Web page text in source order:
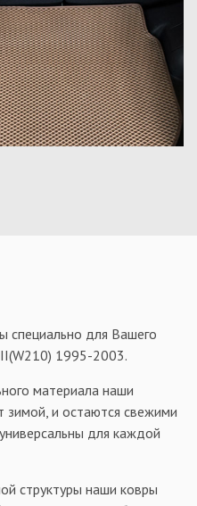
специально для Вашего
1995-2003.
материала наши
зимой, и остаются свежими
для каждой
структуры наши ковры